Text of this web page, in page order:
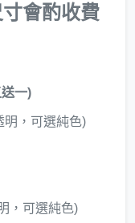
會酌收費
一)
明，可選純色)
，可選純色)